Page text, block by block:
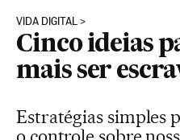
VIDA DIGITAL
Cinco ideias
mais ser
Estratégias simples